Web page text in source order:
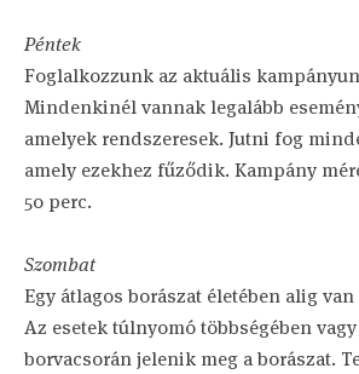
Péntek
Foglalkozzunk az aktuális
Mindenkinél vannak legalább
amelyek rendszeresek. Jutni fog
amely ezekhez fűződik. Kampány
50 perc.
Szombat
Egy átlagos borászat életében alig
Az esetek túlnyomó többségében
borvacsorán jelenik meg a borászat.